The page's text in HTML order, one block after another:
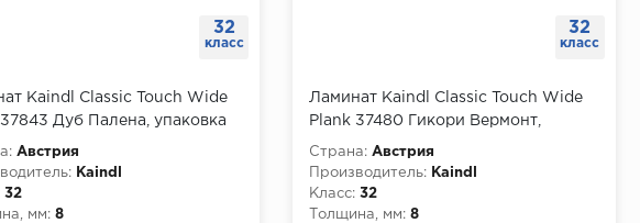
32
класс
Kaindl Classic Touch Wide
Дуб Палена, упаковка
Австрия
Kaindl
32
мм: 8
32
класс
Ламинат Kaindl Classic Touch Wide
Plank 37480 Гикори Вермонт,
упаковка 2.7 м
Страна: Австрия
Производитель:
Kaindl
Класс: 32
Толщина, мм: 8